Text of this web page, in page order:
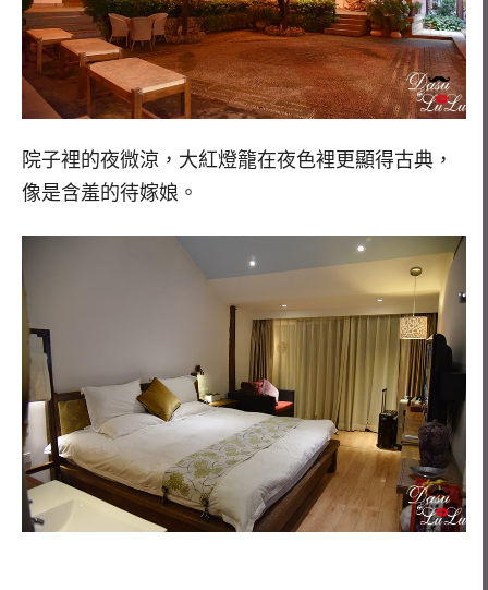
院子裡的夜微涼，大紅燈籠在夜色裡更顯得古典，
像是含羞的待嫁娘。